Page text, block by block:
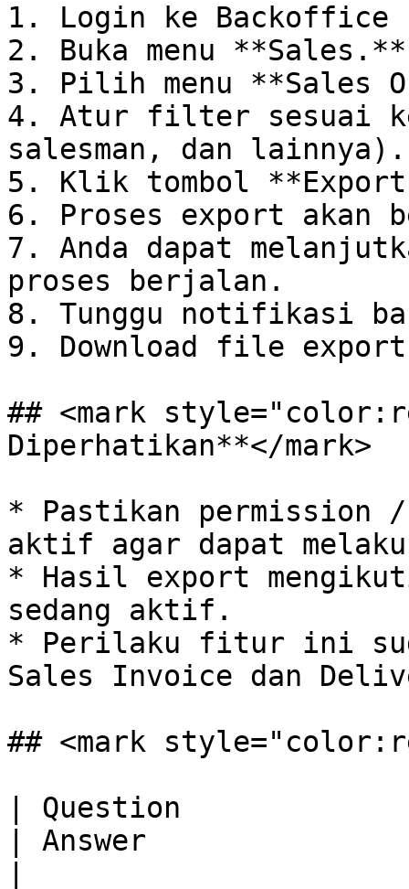
1. Login ke Backoffice
2. Buka menu **Sales.**
3. Pilih menu **Sales
4. Atur filter sesuai
salesman, dan lainnya).
5. Klik tombol
6. Proses export akan
7. Anda dapat
proses berjalan.
8. Tunggu notifikasi
9. Download file
## <mark
Diperhatikan**</mark>
* Pastikan permission
aktif agar dapat
* Hasil export
sedang aktif.
* Perilaku fitur ini
Sales Invoice dan
## <mark
| Question
| Answer